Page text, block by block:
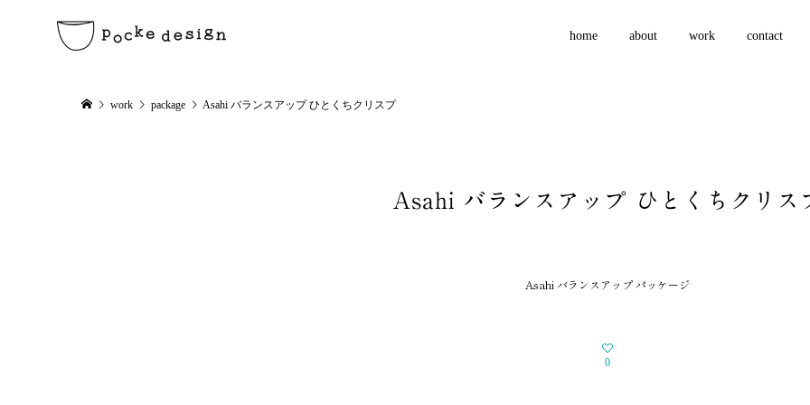
home about work contact
work package Asahi バランスアップ ひとくちクリスプ
Asahi バランスアップ ひとくちクリス
Asahi バランスアップ パッケージ
0